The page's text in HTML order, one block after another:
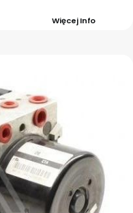
Więcej Info